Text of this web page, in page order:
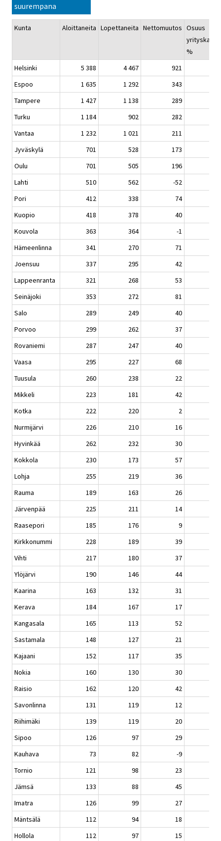
suurempana
Kunta Aloittaneita Lopettaneita Nettomuutos Osuus
%
Helsinki
5 388 4 467
921
Espoo
1 635 1 292
343
Tampere
1 427 1 138
289
Turku
1 184 902
282
Vantaa
1 232 1 021
211
Jyväskylä
701 528
173
Oulu
701 505
196
Lahti
510 562
-52
Pori
412 338
74
Kuopio
418 378
40
Kouvola
363 364
-1
Hämeenlinna
341 270
71
Joensuu
337 295
42
Lappeenranta
321 268
53
Seinäjoki
353 272
81
Salo
289 249
40
Porvoo
299 262
37
Rovaniemi
287 247
40
Vaasa
295 227
68
Tuusula
260 238
22
Mikkeli
223 181
42
Kotka
222 220
2
Nurmijärvi
226 210
16
Hyvinkää
262 232
30
Kokkola
230 173
57
Lohja
255 219
36
Rauma
189 163
26
Järvenpää
225 211
14
Raasepori
185 176
9
Kirkkonummi
228 189
39
Vihti
217 180
37
Ylöjärvi
190 146
44
Kaarina
163 132
31
Kerava
184 167
17
Kangasala
165 113
52
Sastamala
148 127
21
Kajaani
152 117
35
Nokia
160 130
30
Raisio
162 120
42
Savonlinna
131 119
12
Riihimäki
139 119
20
Sipoo
126 97
29
Kauhava
73 82
-9
Tornio
121 98
23
Jämsä
133 88
45
Imatra
126 99
27
Mäntsälä
112 94
18
Hollola
112 97 15